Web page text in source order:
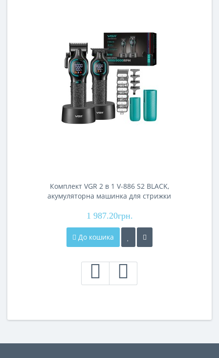
Комплект VGR 2 в 1 V-886 S2 BLACK,
акумуляторна машинка для стрижки
1 987.20грн.
До кошика